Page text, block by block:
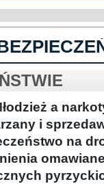
a
i
na